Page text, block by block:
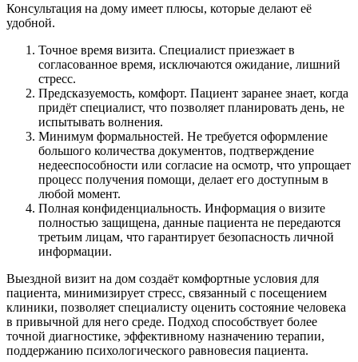
Консультация на дому имеет плюсы, которые делают её
удобной.
Точное время визита. Специалист приезжает в
согласованное время, исключаются ожидание, лишний
стресс.
Предсказуемость, комфорт. Пациент заранее знает, когда
придёт специалист, что позволяет планировать день, не
испытывать волнения.
Минимум формальностей. Не требуется оформление
большого количества документов, подтверждение
недееспособности или согласие на осмотр, что упрощает
процесс получения помощи, делает его доступным в
любой момент.
Полная конфиденциальность. Информация о визите
полностью защищена, данные пациента не передаются
третьим лицам, что гарантирует безопасность личной
информации.
Выездной визит на дом создаёт комфортные условия для
пациента, минимизирует стресс, связанный с посещением
клиники, позволяет специалисту оценить состояние человека
в привычной для него среде. Подход способствует более
точной диагностике, эффективному назначению терапии,
поддержанию психологического равновесия пациента.